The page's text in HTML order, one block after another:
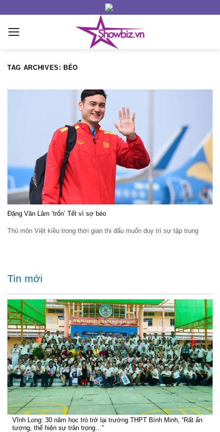
content
TAG ARCHIVES: BÉO
Đặng Văn Lâm ‘trốn’ Tết vì sợ béo
Thủ môn Việt kiều trong thời gian thi đấu muốn duy trì sự tập trung
Tin mới
Vĩnh Long: 30 năm học trò trở lại trường THPT Bình Minh, “Rất ấn
tượng, thể hiện sự trân trọng…”